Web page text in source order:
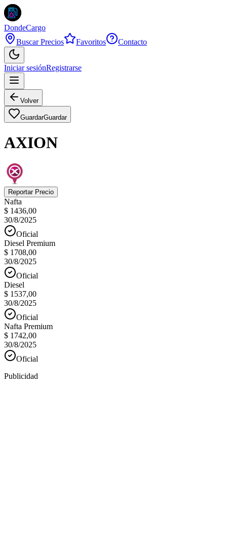
DondeCargo
Buscar Precios
Favoritos Contacto
Iniciar sesiónRegistrarse
Volver
GuardarGuardar
AXION
Reportar Precio
Nafta
$ 1436,00
30/8/2025
Oficial
Diesel Premium
$ 1708,00
30/8/2025
Oficial
Diesel
$ 1537,00
30/8/2025
Oficial
Nafta Premium
$ 1742,00
30/8/2025
Oficial
Publicidad